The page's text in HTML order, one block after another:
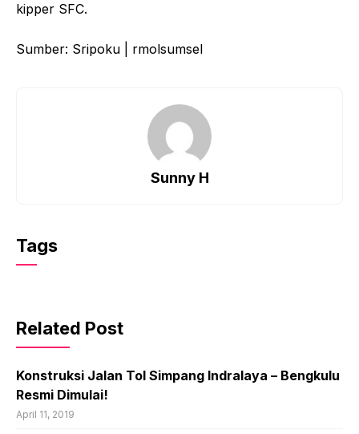
kipper SFC.
Sumber: Sripoku | rmolsumsel
Sunny H
Tags
Related Post
Konstruksi Jalan Tol Simpang Indralaya – Bengkulu
Resmi Dimulai!
April 11, 2019